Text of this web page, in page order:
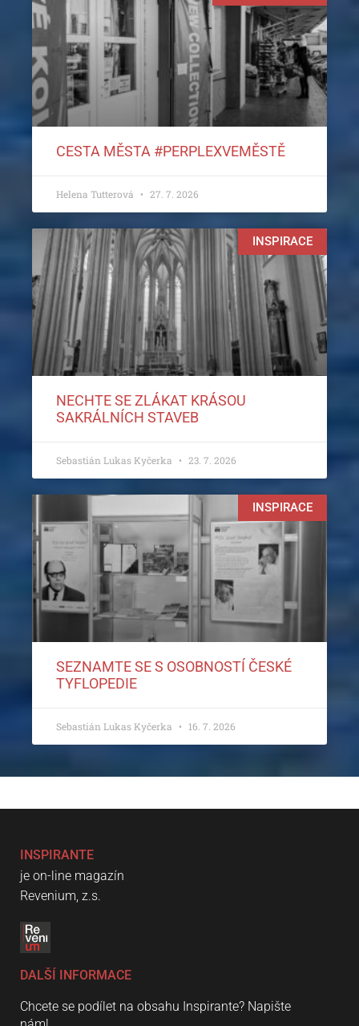
CESTA MĚSTA #PERPLEXVEMĚSTĚ
Helena Tutterová 27. 7. 2026
INSPIRACE
NECHTE SE ZLÁKAT KRÁSOU
SAKRÁLNÍCH STAVEB
Sebastián Lukas Kyčerka 23. 7. 2026
INSPIRACE
SEZNAMTE SE S OSOBNOSTÍ ČESKÉ
TYFLOPEDIE
Sebastián Lukas Kyčerka 16. 7. 2026
INSPIRANTE
je on-line magazín
Revenium, z.s.
DALŠÍ INFORMACE
Chcete se podílet na obsahu Inspirante? Napište